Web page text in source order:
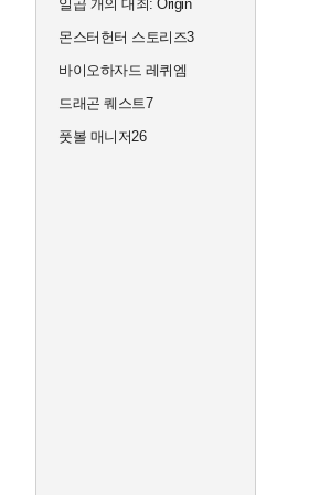
일곱 개의 대죄: Origin
몬스터헌터 스토리즈3
바이오하자드 레퀴엠
드래곤 퀘스트7
풋볼 매니저26